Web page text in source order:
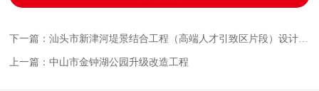
上一篇：中山市金钟湖公园升级改造工程